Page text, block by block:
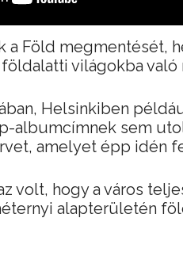
a Föld megmentését,
világokba
Helsinkiben
albumcímnek sem
amelyet épp idén
volt, hogy a város
alapterületén